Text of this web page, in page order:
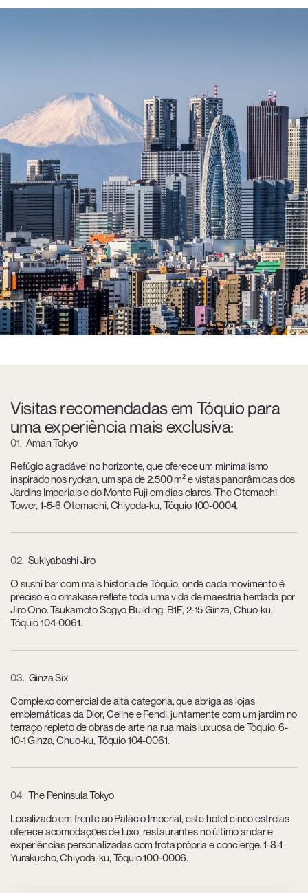
Visitas recomendadas em Tóquio para
uma experiência mais exclusiva:
01 Aman Tokyo
Refúgio agradável no horizonte, que oferece um minimalismo
inspirado nos ryokan, um spa de 2.500 m² e vistas panorâmicas dos
Jardins Imperiais e do Monte Fuji em dias claros. The Otemachi
Tower, 1-5-6 Otemachi, Chiyoda-ku, Tóquio 100-0004.
02 Sukiyabashi Jiro
O sushi bar com mais história de Tóquio, onde cada movimento é
preciso e o omakase reflete toda uma vida de maestria herdada por
Jiro Ono. Tsukamoto Sogyo Building, B1F, 2-15 Ginza, Chuo-ku,
Tóquio 104-0061.
03 Ginza Six
Complexo comercial de alta categoria, que abriga as lojas
emblemáticas da Dior, Celine e Fendi, juntamente com um jardim no
terraço repleto de obras de arte na rua mais luxuosa de Tóquio. 6-
10-1 Ginza, Chuo-ku, Tóquio 104-0061.
04 The Peninsula Tokyo
Localizado em frente ao Palácio Imperial, este hotel cinco estrelas
oferece acomodações de luxo, restaurantes no último andar e
experiências personalizadas com frota própria e concierge. 1-8-1
Yurakucho, Chiyoda-ku, Tóquio 100-0006.